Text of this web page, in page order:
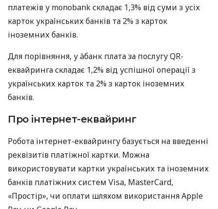
платежів у monobank складає 1,3% від суми з усіх
карток українських банків та 2% з карток
іноземних банків.
Для порівняння, у àбанк плата за послугу QR-
еквайринга складає 1,2% від успішної операції з
українських карток та 2% з карток іноземних
банків.
Про інтернет-еквайринг
Робота інтернет-еквайрингу базується на введенні
реквізитів платіжної картки. Можна
використовувати картки українських та іноземних
банків платіжних систем Visa, MasterCard,
«Простір», чи оплати шляхом використання Apple